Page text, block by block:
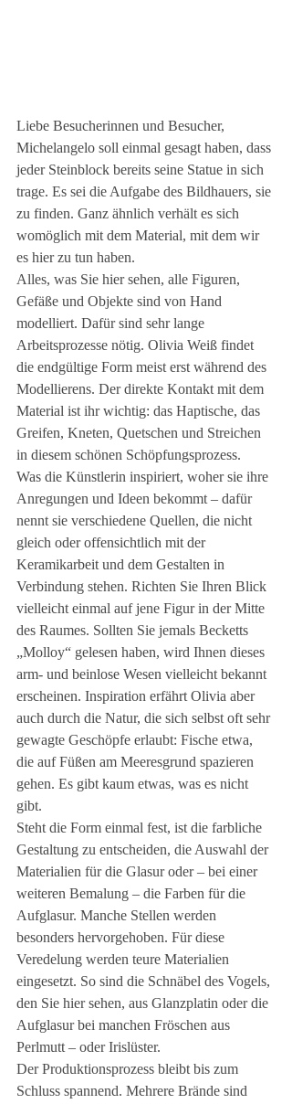
Liebe Besucherinnen und Besucher,
Michelangelo soll einmal gesagt haben, dass
jeder Steinblock bereits seine Statue in sich
trage. Es sei die Aufgabe des Bildhauers, sie
zu finden. Ganz ähnlich verhält es sich
womöglich mit dem Material, mit dem wir
es hier zu tun haben.
Alles, was Sie hier sehen, alle Figuren,
Gefäße und Objekte sind von Hand
modelliert. Dafür sind sehr lange
Arbeitsprozesse nötig. Olivia Weiß findet
die endgültige Form meist erst während des
Modellierens. Der direkte Kontakt mit dem
Material ist ihr wichtig: das Haptische, das
Greifen, Kneten, Quetschen und Streichen
in diesem schönen Schöpfungsprozess.
Was die Künstlerin inspiriert, woher sie ihre
Anregungen und Ideen bekommt – dafür
nennt sie verschiedene Quellen, die nicht
gleich oder offensichtlich mit der
Keramikarbeit und dem Gestalten in
Verbindung stehen. Richten Sie Ihren Blick
vielleicht einmal auf jene Figur in der Mitte
des Raumes. Sollten Sie jemals Becketts
„Molloy“ gelesen haben, wird Ihnen dieses
arm- und beinlose Wesen vielleicht bekannt
erscheinen. Inspiration erfährt Olivia aber
auch durch die Natur, die sich selbst oft sehr
gewagte Geschöpfe erlaubt: Fische etwa,
die auf Füßen am Meeresgrund spazieren
gehen. Es gibt kaum etwas, was es nicht
gibt.
Steht die Form einmal fest, ist die farbliche
Gestaltung zu entscheiden, die Auswahl der
Materialien für die Glasur oder – bei einer
weiteren Bemalung – die Farben für die
Aufglasur. Manche Stellen werden
besonders hervorgehoben. Für diese
Veredelung werden teure Materialien
eingesetzt. So sind die Schnäbel des Vogels,
den Sie hier sehen, aus Glanzplatin oder die
Aufglasur bei manchen Fröschen aus
Perlmutt – oder Irislüster.
Der Produktionsprozess bleibt bis zum
Schluss spannend. Mehrere Brände sind